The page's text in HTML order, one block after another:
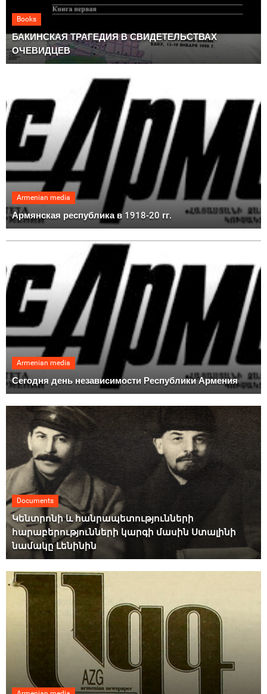
Books
БАКИНСКАЯ ТРАГЕДИЯ В СВИДЕТЕЛЬСТВАХ
ОЧЕВИДЦЕВ
Armenian media
Армянская республика в 1918-20 гг.
Armenian media
Сегодня день независимости Республики Армения
Documents
Կենտրոնի և հանրապետությունների
հարաբերությունների կարգի մասին Ստալինի
նամակը Լենինին